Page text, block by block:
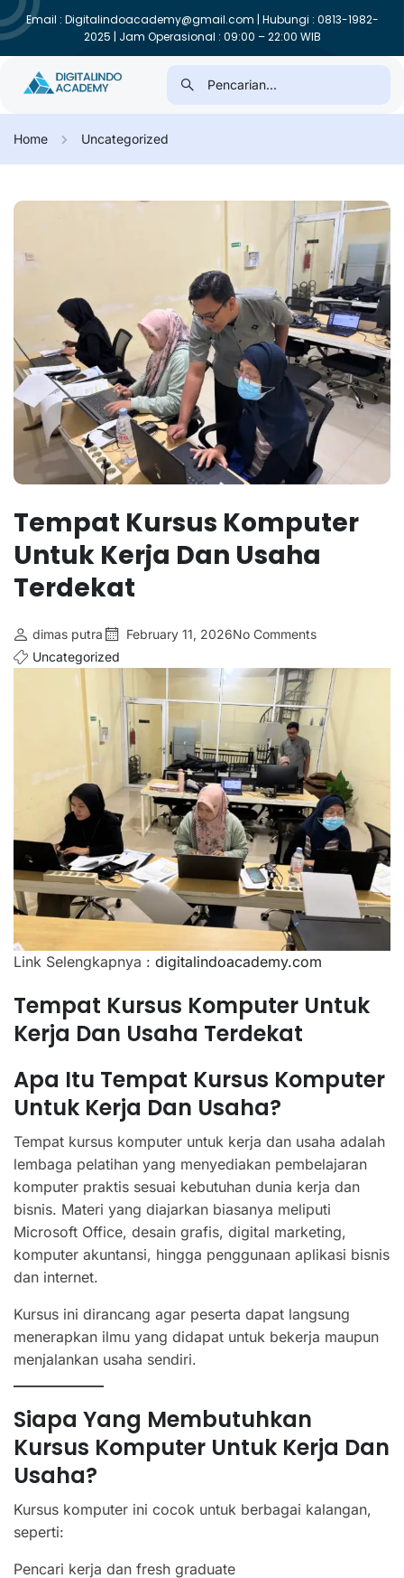
Email : Digitalindoacademy@gmail.com | Hubungi : 0813-1982-
2025 | Jam Operasional : 09:00 – 22:00 WIB
Home Uncategorized
Tempat Kursus Komputer
Untuk Kerja Dan Usaha
Terdekat
dimas putra February 11, 2026No Comments
Uncategorized
Link Selengkapnya : digitalindoacademy.com
Tempat Kursus Komputer Untuk
Kerja Dan Usaha Terdekat
Apa Itu Tempat Kursus Komputer
Untuk Kerja Dan Usaha?
Tempat kursus komputer untuk kerja dan usaha adalah
lembaga pelatihan yang menyediakan pembelajaran
komputer praktis sesuai kebutuhan dunia kerja dan
bisnis. Materi yang diajarkan biasanya meliputi
Microsoft Office, desain grafis, digital marketing,
komputer akuntansi, hingga penggunaan aplikasi bisnis
dan internet.
Kursus ini dirancang agar peserta dapat langsung
menerapkan ilmu yang didapat untuk bekerja maupun
menjalankan usaha sendiri.
Siapa Yang Membutuhkan
Kursus Komputer Untuk Kerja Dan
Usaha?
Kursus komputer ini cocok untuk berbagai kalangan,
seperti:
Pencari kerja dan fresh graduate